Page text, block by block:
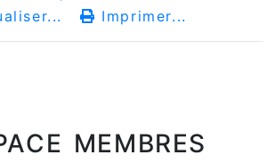
Imprimer...
membres